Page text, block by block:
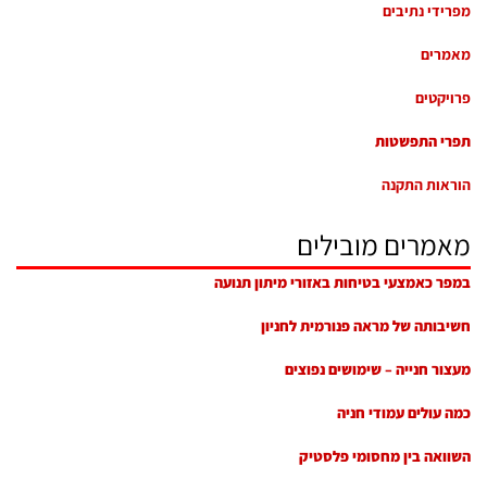
מפרידי נתיבים
מאמרים
פרויקטים
תפרי התפשטות
הוראות התקנה
מאמרים מובילים
במפר כאמצעי בטיחות באזורי מיתון תנועה
חשיבותה של מראה פנורמית לחניון
מעצור חנייה – שימושים נפוצים
כמה עולים עמודי חניה
השוואה בין מחסומי פלסטיק